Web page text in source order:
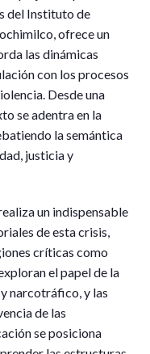
del Instituto de
ofrece un
las dinámicas
con los procesos
Desde una
se adentra en la
la semántica
justicia y
un indispensable
de esta crisis,
críticas como
el papel de la
narcotráfico, y las
de las
se posiciona